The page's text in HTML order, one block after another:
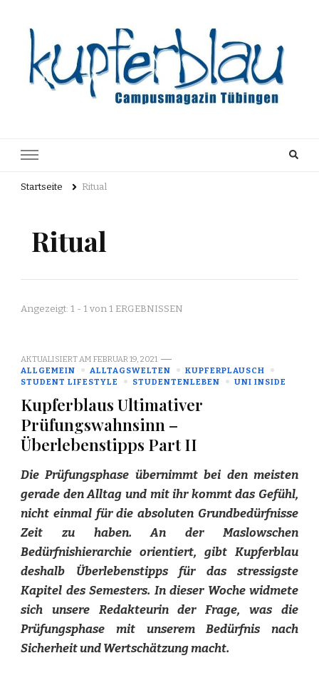
Archiv
Startseite Ritual
Ritual
Angezeigt: 1 - 1 von 1 ERGEBNISSEN
AKTUALISIERT AM FEBRUAR 19, 2021
ALLGEMEIN
ALLTAGSWELTEN
KUPFERPLAUSCH
STUDENT LIFESTYLE
STUDENTENLEBEN UNI INSIDE
Kupferblaus Ultimativer
Prüfungswahnsinn –
Überlebenstipps Part II
Die Prüfungsphase übernimmt bei den meisten
gerade den Alltag und mit ihr kommt das Gefühl,
nicht einmal für die absoluten Grundbedürfnisse
Zeit zu haben. An der Maslowschen
Bedürfnishierarchie orientiert, gibt Kupferblau
deshalb Überlebenstipps für das stressigste
Kapitel des Semesters. In dieser Woche widmete
sich unsere Redakteurin der Frage, was die
Prüfungsphase mit unserem Bedürfnis nach
Sicherheit und Wertschätzung macht.